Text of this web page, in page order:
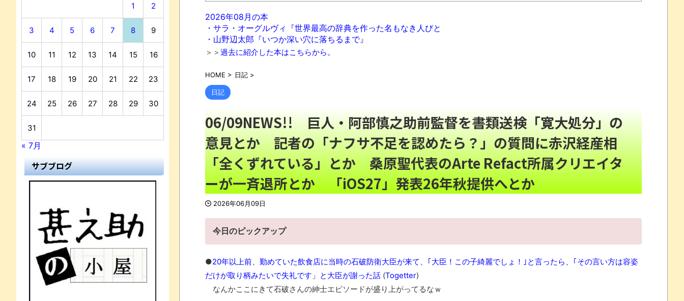
【動画】ラッキースケベにニヤニヤが止まらない男ｗｗｗｗｗ
数年前に「ひき肉です！」で一世を風靡した人気YouTuber『ちょんまげ小僧』さん、とんでもないことになっていた
NEW!
【動画】移民受け入れ派のパヨおば、自分の家に来られたら全力で拒否るｗｗｗｗｗｗｗｗｗｗ
最近Amazonの配送遅くない？NEW!
レトロパソコンに勝手移植の「ギャラガ」「ボスコニアン」「ムーンパトロール」「1942」「タイムパイロット」が
凄い。 NEW!
キュウリって中華スープにすると良い出汁が出てめっちゃ美味いんですよ→味噌汁や炒め物など、「きゅうりレシ
ピ」いろいろ
NEW!
【戸塚ヨットスクール】「心あるメディアもいる」と反論するマスコミに公開説教する戸塚宏元校長！
【動画】タイのティパンコーン王子が日本人女性とデートか？
まっぷたつに…日本レトロゲーム協会がゲームソフトCDの劣化について問題提起 他
別にどこの誰が一日何時間睡眠だろうがどうでもいいじゃないですか
「ぞわっとした…」カルディで売っているコーヒーのパッケージが“一瞬怖い”と話題にwwww
8月26日にリメイク完結編「FF7リベレーション」の新映像が公開！欧州gamescom 2026にて
凡庸な悪
2026年08月の本
・サラ・オーグルヴィ『世界最高の辞典を作った名もなき人びと
・山野辺太郎『いつか深い穴に落ちるまで』
＞＞ 過去に紹介した本はこちらから。
HOME > 日記 >
日記
06/09NEWS!! 巨人・阿部慎之助前監督を書類送検「寛大処分」の
意見とか 記者の「ナフサ不足を認めたら？」の質問に赤沢経産相
「全くずれている」とか 桑原聖代表のArte Refact所属クリエイタ
ーが一斉退所とか 「iOS27」発表26年秋提供へとか
2026年06月09日
今日のピックアップ
●20年以上前、勤めていた飲食店に当時の石破防衛大臣が来て、｢大臣！この子綺麗でしょ！｣と言ったら、｢その言い方は容姿
だけが取り柄みたいで失礼です」と大臣が謝った話 (Togetter)
なんかここにきて石破さんの紳士エピソードが盛り上がってるなｗ
1 2
3 4 5 6 7 8 9
10 11 12 13 14 15 16
17 18 19 20 21 22 23
24 25 26 27 28 29 30
31
« 7月
サブブログ